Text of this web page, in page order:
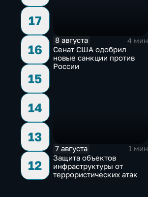
17
16
15
14
13
12
8 августа
4 мин
Сенат США одобрил
новые санкции против
России
7 августа
1 мин
Защита объектов
инфраструктуры от
террористических атак